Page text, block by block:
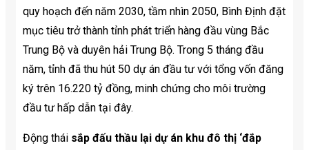
quy hoạch đến năm 2030, tầm nhìn 2050, Bình Định đặt
mục tiêu trở thành tỉnh phát triển hàng đầu vùng Bắc
Trung Bộ và duyên hải Trung Bộ. Trong 5 tháng đầu
năm, tỉnh đã thu hút 50 dự án đầu tư với tổng vốn đăng
ký trên 16.220 tỷ đồng, minh chứng cho môi trường
đầu tư hấp dẫn tại đây.
Động thái sắp đấu thầu lại dự án khu đô thị ‘đắp